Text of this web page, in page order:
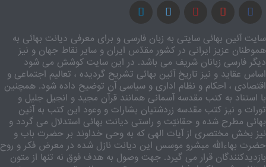
سایت آئین بهائی سایتی به زبان فارسی و برای معرفی دیانت بهائی به
هموطنان عزیز ایرانی در کشور مقدّس ایران و سایر نقاط جهان و نیز
دیگر فارسی زبانان شریف می باشد. در این سایت کوشش می شود
اساس عقاید و نیز تاریخ آئین بهائی تشریح گردیده ، تعالیم اجتماعی و
اقتصادی ، احکام و نظام اداری و سیاسی آن توضیح داده شود. همچنین
با استناد به کتب مقدسه آسمانی همانند قرآن مجید و انجیل جلیل و
تورات و نیز کتب مقدسه زردشتیان بشارات و وعود این کتب به آئین
بهائی مطرح شده و حقانیّت و راستی دیانت بهائی استدلال می گردد و
نیز بخش مختصری از آیات الهی که به وحی خداوند بر حضرت باب و
حضرت بهاءالله مبشرو موسس این دیانت نازل شده در معرض فکر و روح
بازدیدکنندگان قرار می گیرد. جهت وصول به هدف فوق نه تنها از متون